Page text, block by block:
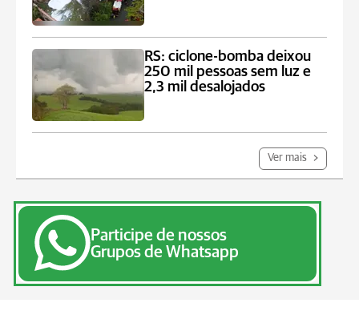
RS: ciclone-bomba deixou
250 mil pessoas sem luz e
2,3 mil desalojados
Ver mais
Participe de nossos
Grupos de Whatsapp